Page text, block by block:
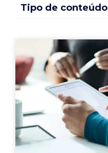
Tipo de conteúdo